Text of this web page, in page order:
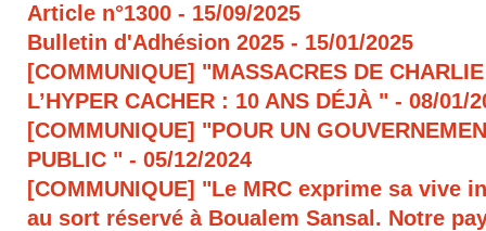
Article n°1300 - 15/09/2025
Bulletin d'Adhésion 2025 - 15/01/2025
[COMMUNIQUE] "MASSACRES DE
L’HYPER CACHER : 10 ANS DÉJÀ " - 08/01/
[COMMUNIQUE] "POUR UN
PUBLIC " - 05/12/2024
[COMMUNIQUE] "Le MRC exprime sa vive
au sort réservé à Boualem Sansal. Notre